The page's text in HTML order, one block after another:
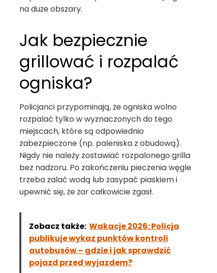
na duże obszary.
Jak bezpiecznie
grillować i rozpalać
ogniska?
Policjanci przypominają, że ogniska wolno
rozpalać tylko w wyznaczonych do tego
miejscach, które są odpowiednio
zabezpieczone (np. paleniska z obudową).
Nigdy nie należy zostawiać rozpalonego grilla
bez nadzoru. Po zakończeniu pieczenia węgle
trzeba zalać wodą lub zasypać piaskiem i
upewnić się, że żar całkowicie zgasł.
Zobacz także: Wakacje 2026: Policja
publikuje wykaz punktów kontroli
autobusów – gdzie i jak sprawdzić
pojazd przed wyjazdem?